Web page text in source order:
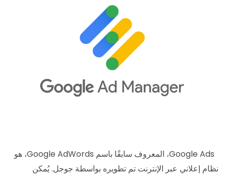
Google Ads، المعروف سابقًا باسم Google AdWords، هو
نظام إعلاني عبر الإنترنت تم تطويره بواسطة جوجل. يُمكن